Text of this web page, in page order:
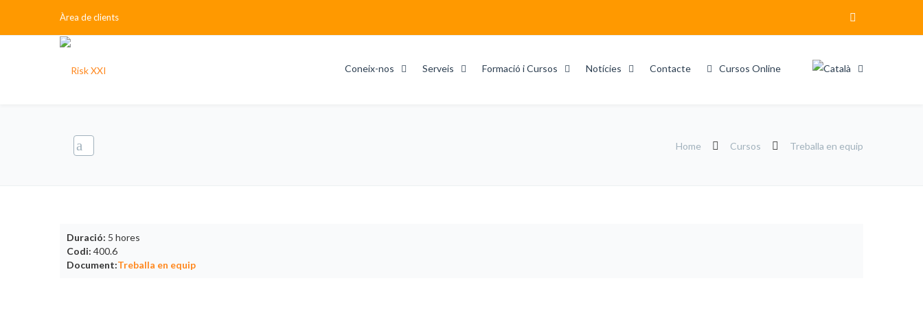
Àrea de clients
Coneix-nos Serveis Formació i Cursos Notícies Contacte Cursos Online
Home Cursos Treballa en equip
Duració: 5 hores
Codi: 400.6
Document:Treballa en equip